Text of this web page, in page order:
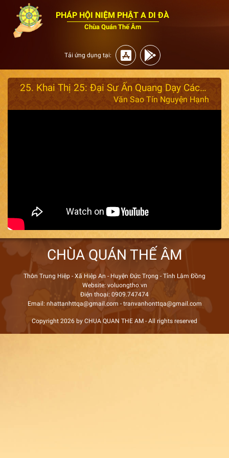
PHÁP HỘI NIỆM PHẬT A DI ĐÀ
Chùa Quán Thế Âm
Tải ứng dụng tại:
25. Khai Thị 25: Đại Sư Ấn Quang Dạy Cách Đối Trị Vọng Tưởng Khi Niệm Phật - Đại Sư Ấn Quang
Văn Sao Tín Nguyện Hạnh
CHÙA QUÁN THẾ ÂM
Thôn Trung Hiệp - Xã Hiệp An - Huyện Đức Trọng - Tỉnh Lâm Đồng
Website: voluongtho.vn
Điện thoại: 0909.747474
Email: nhattanhttqa@gmail.com - tranvanhonttqa@gmail.com
Copyright 2026 by CHUA QUAN THE AM - All rights reserved